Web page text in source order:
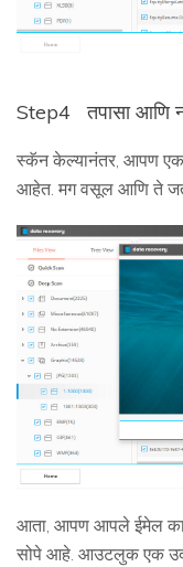
Step4 तपासा आणि
स्कॅन केल्यानंतर, आपण
आहेत. मग वसूल आणि ते
आता, आपण आपले ईमेल
सोपे आहे. आउटलुक एक